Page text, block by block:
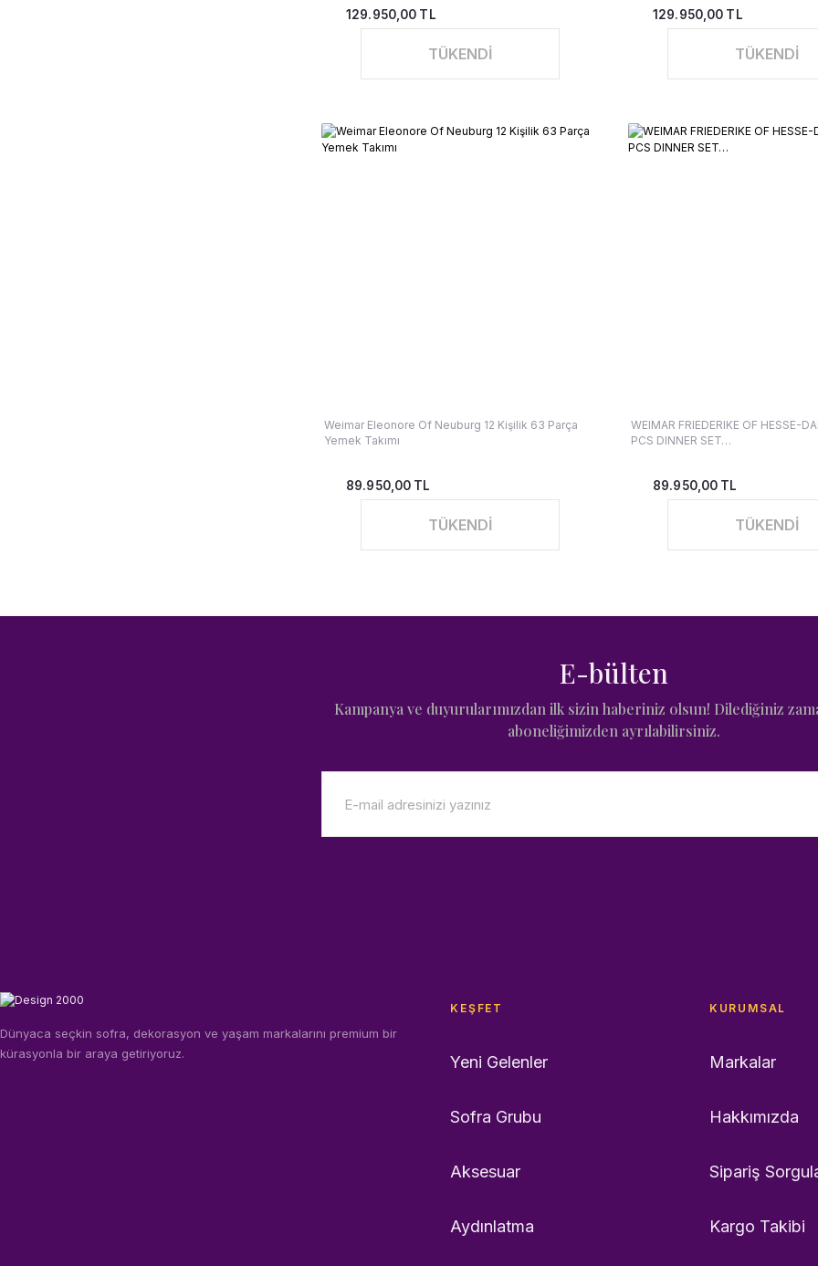
129.950,00 TL
TÜKENDİ
129.950,00 TL
TÜKENDİ
Weimar Eleonore Of Neuburg 12 Kişilik 63 Parça
Yemek Takımı
89.950,00 TL
TÜKENDİ
WEIMAR FRIEDERIKE OF HESSE-
PCS DINNER SET…
89.950,00 TL
TÜKENDİ
E-bülten
Kampanya ve duyurularımızdan ilk sizin haberiniz olsun! Dilediğiniz
aboneliğimizden ayrılabilirsiniz.
Dünyaca seçkin sofra, dekorasyon ve yaşam markalarını premium bir
kürasyonla bir araya getiriyoruz.
KEŞFET
Yeni Gelenler
Sofra Grubu
Aksesuar
Aydınlatma
KURUMSAL
Markalar
Hakkımızda
Sipariş
Kargo Takibi